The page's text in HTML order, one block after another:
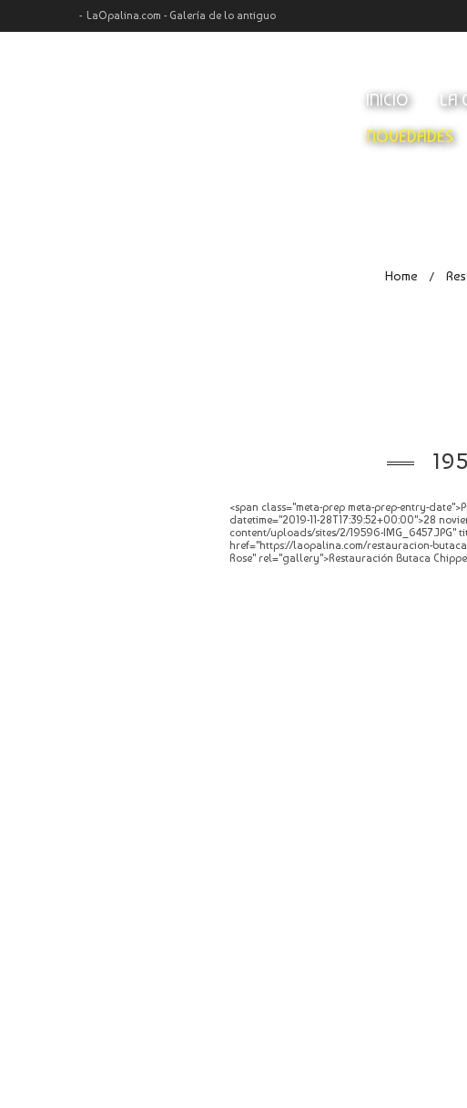
LaOpalina.com - Galería de lo antiguo
INICIO LA
NOVEDADES
Home /
<span class="meta-prep meta-prep-entry-
datetime="2019-11-28T17:39:52+00:00">28
content/uploads/sites/2/19596-IMG_6457.JPG"
href="https://laopalina.com/restauracion-
Rose" rel="gallery">Restauración Butaca